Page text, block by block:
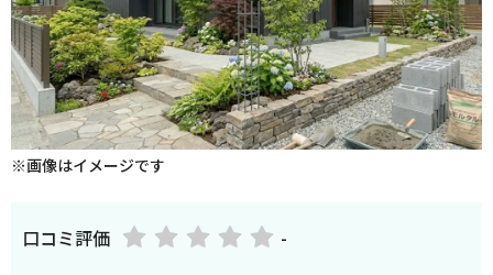
※画像はイメージです
口コミ評価 -